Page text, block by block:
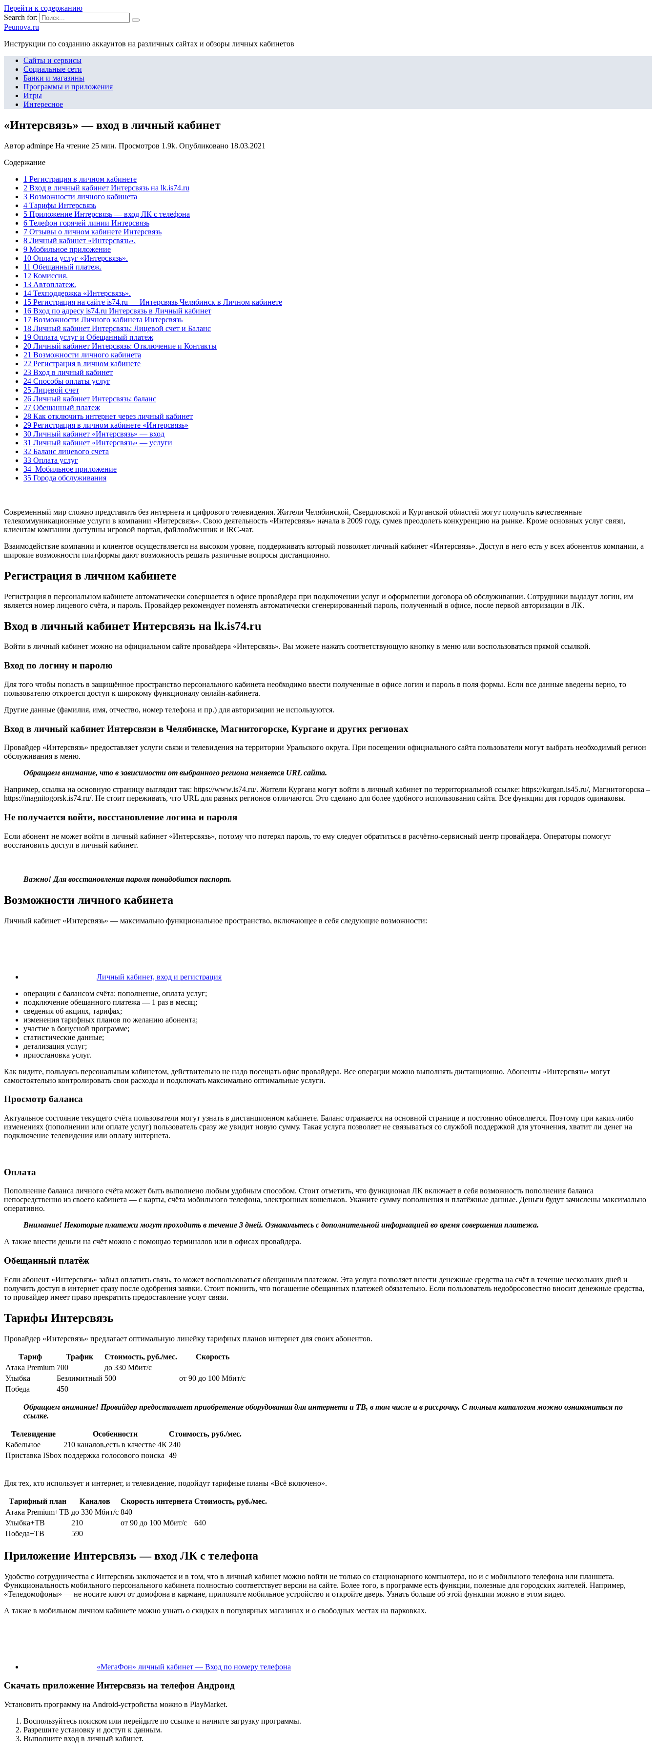
Перейти к содержанию
Search for:
Peunova.ru
Инструкции по созданию аккаунтов на различных сайтах и обзоры личных кабинетов
Сайты и сервисы
Социальные сети
Банки и магазины
Программы и приложения
Игры
Интересное
«Интерсвязь» — вход в личный кабинет
Автор adminpe На чтение 25 мин. Просмотров 1.9k. Опубликовано 18.03.2021
Содержание
1 Регистрация в личном кабинете
2 Вход в личный кабинет Интерсвязь на lk.is74.ru
3 Возможности личного кабинета
4 Тарифы Интерсвязь
5 Приложение Интерсвязь — вход ЛК с телефона
6 Телефон горячей линии Интерсвязь
7 Отзывы о личном кабинете Интерсвязь
8 Личный кабинет «Интерсвязь».
9 Мобильное приложение
10 Оплата услуг «Интерсвязь».
11 Обещанный платеж.
12 Комиссия.
13 Автоплатеж.
14 Техподдержка «Интерсвязь».
15 Регистрация на сайте is74.ru — Интерсвязь Челябинск в Личном кабинете
16 Вход по адресу is74.ru Интерсвязь в Личный кабинет
17 Возможности Личного кабинета Интерсвязь
18 Личный кабинет Интерсвязь: Лицевой счет и Баланс
19 Оплата услуг и Обещанный платеж
20 Личный кабинет Интерсвязь: Отключение и Контакты
21 Возможности личного кабинета
22 Регистрация в личном кабинете
23 Вход в личный кабинет
24 Способы оплаты услуг
25 Лицевой счет
26 Личный кабинет Интерсвязь: баланс
27 Обещанный платеж
28 Как отключить интернет через личный кабинет
29 Регистрация в личном кабинете «Интерсвязь»
30 Личный кабинет «Интерсвязь» — вход
31 Личный кабинет «Интерсвязь» — услуги
32 Баланс лицевого счета
33 Оплата услуг
34 Мобильное приложение
35 Города обслуживания
Современный мир сложно представить без интернета и цифрового телевидения. Жители Челябинской, Свердловской и Курганской областей могут получить качественные
телекоммуникационные услуги в компании «Интерсвязь». Свою деятельность «Интерсвязь» начала в 2009 году, сумев преодолеть конкуренцию на рынке. Кроме основных услуг связи,
клиентам компании доступны игровой портал, файлообменник и IRC-чат.
Взаимодействие компании и клиентов осуществляется на высоком уровне, поддерживать который позволяет личный кабинет «Интерсвязь». Доступ в него есть у всех абонентов компании, а
широкие возможности платформы дают возможность решать различные вопросы дистанционно.
Регистрация в личном кабинете
Регистрация в персональном кабинете автоматически совершается в офисе провайдера при подключении услуг и оформлении договора об обслуживании. Сотрудники выдадут логин, им
является номер лицевого счёта, и пароль. Провайдер рекомендует поменять автоматически сгенерированный пароль, полученный в офисе, после первой авторизации в ЛК.
Вход в личный кабинет Интерсвязь на lk.is74.ru
Войти в личный кабинет можно на официальном сайте провайдера «Интерсвязь». Вы можете нажать соответствующую кнопку в меню или воспользоваться прямой ссылкой.
Вход по логину и паролю
Для того чтобы попасть в защищённое пространство персонального кабинета необходимо ввести полученные в офисе логин и пароль в поля формы. Если все данные введены верно, то
пользователю откроется доступ к широкому функционалу онлайн-кабинета.
Другие данные (фамилия, имя, отчество, номер телефона и пр.) для авторизации не используются.
Вход в личный кабинет Интерсвязи в Челябинске, Магнитогорске, Кургане и других регионах
Провайдер «Интерсвязь» предоставляет услуги связи и телевидения на территории Уральского округа. При посещении официального сайта пользователи могут выбрать необходимый регион
обслуживания в меню.
Обращаем внимание, что в зависимости от выбранного региона меняется URL сайта.
Например, ссылка на основную страницу выглядит так: https://www.is74.ru/. Жители Кургана могут войти в личный кабинет по территориальной ссылке: https://kurgan.is45.ru/, Магнитогорска –
https://magnitogorsk.is74.ru/. Не стоит переживать, что URL для разных регионов отличаются. Это сделано для более удобного использования сайта. Все функции для городов одинаковы.
Не получается войти, восстановление логина и пароля
Если абонент не может войти в личный кабинет «Интерсвязь», потому что потерял пароль, то ему следует обратиться в расчётно-сервисный центр провайдера. Операторы помогут
восстановить доступ в личный кабинет.
Важно! Для восстановления пароля понадобится паспорт.
Возможности личного кабинета
Личный кабинет «Интерсвязь» — максимально функциональное пространство, включающее в себя следующие возможности:
Личный кабинет, вход и регистрация
операции с балансом счёта: пополнение, оплата услуг;
подключение обещанного платежа — 1 раз в месяц;
сведения об акциях, тарифах;
изменения тарифных планов по желанию абонента;
участие в бонусной программе;
статистические данные;
детализация услуг;
приостановка услуг.
Как видите, пользуясь персональным кабинетом, действительно не надо посещать офис провайдера. Все операции можно выполнять дистанционно. Абоненты «Интерсвязь» могут
самостоятельно контролировать свои расходы и подключать максимально оптимальные услуги.
Просмотр баланса
Актуальное состояние текущего счёта пользователи могут узнать в дистанционном кабинете. Баланс отражается на основной странице и постоянно обновляется. Поэтому при каких-либо
изменениях (пополнении или оплате услуг) пользователь сразу же увидит новую сумму. Такая услуга позволяет не связываться со службой поддержкой для уточнения, хватит ли денег на
подключение телевидения или оплату интернета.
Оплата
Пополнение баланса личного счёта может быть выполнено любым удобным способом. Стоит отметить, что функционал ЛК включает в себя возможность пополнения баланса
непосредственно из своего кабинета — с карты, счёта мобильного телефона, электронных кошельков. Укажите сумму пополнения и платёжные данные. Деньги будут зачислены максимально
оперативно.
Внимание! Некоторые платежи могут проходить в течение 3 дней. Ознакомьтесь с дополнительной информацией во время совершения платежа.
А также внести деньги на счёт можно с помощью терминалов или в офисах провайдера.
Обещанный платёж
Если абонент «Интерсвязь» забыл оплатить связь, то может воспользоваться обещанным платежом. Эта услуга позволяет внести денежные средства на счёт в течение нескольких дней и
получить доступ в интернет сразу после одобрения заявки. Стоит помнить, что погашение обещанных платежей обязательно. Если пользователь недобросовестно вносит денежные средства,
то провайдер имеет право прекратить предоставление услуг связи.
Тарифы Интерсвязь
Провайдер «Интерсвязь» предлагает оптимальную линейку тарифных планов интернет для своих абонентов.
Тариф Трафик Стоимость, руб./мес.
Скорость
Атака Premium 700
до 330 Мбит/c
Улыбка
Безлимитный 500
от 90 до 100 Мбит/с
Победа
450
Обращаем внимание! Провайдер предоставляет приобретение оборудования для интернета и ТВ, в том числе и в рассрочку. С полным каталогом можно ознакомиться по
ссылке.
Телевидение Особенности
Стоимость, руб./мес.
Кабельное
210 каналов,есть в качестве 4К 240
Приставка ISbox поддержка голосового поиска 49
Для тех, кто использует и интернет, и телевидение, подойдут тарифные планы «Всё включено».
Тарифный план Каналов Скорость интернета Стоимость, руб./мес.
Атака Premium+ТВ до 330 Мбит/c 840
Улыбка+ТВ
210 от 90 до 100 Мбит/с
640
Победа+ТВ
590
Приложение Интерсвязь — вход ЛК с телефона
Удобство сотрудничества с Интерсвязь заключается и в том, что в личный кабинет можно войти не только со стационарного компьютера, но и с мобильного телефона или планшета.
Функциональность мобильного персонального кабинета полностью соответствует версии на сайте. Более того, в программе есть функции, полезные для городских жителей. Например,
«Теледомофоны» — не носите ключ от домофона в кармане, приложите мобильное устройство и откройте дверь. Узнать больше об этой функции можно в этом видео.
А также в мобильном личном кабинете можно узнать о скидках в популярных магазинах и о свободных местах на парковках.
«МегаФон» личный кабинет — Вход по номеру телефона
Скачать приложение Интерсвязь на телефон Андроид
Установить программу на Android-устройства можно в PlayMarket.
Воспользуйтесь поиском или перейдите по ссылке и начните загрузку программы.
Разрешите установку и доступ к данным.
Выполните вход в личный кабинет.